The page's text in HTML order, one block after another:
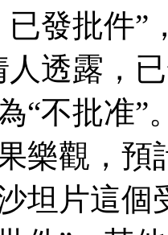
發批件”
人透露，
“不批准”
樂觀，預
坦片這個